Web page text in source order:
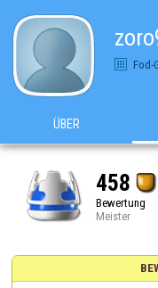
Fod-
ÜBER
458
Bewertung
Meister